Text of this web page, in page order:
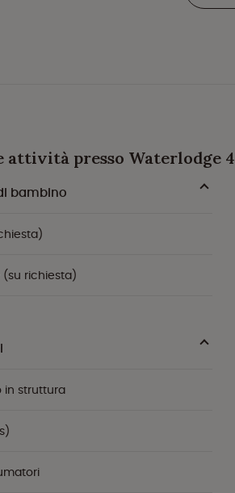
attività presso Waterlodge 4
bambino
(su richiesta)
in struttura